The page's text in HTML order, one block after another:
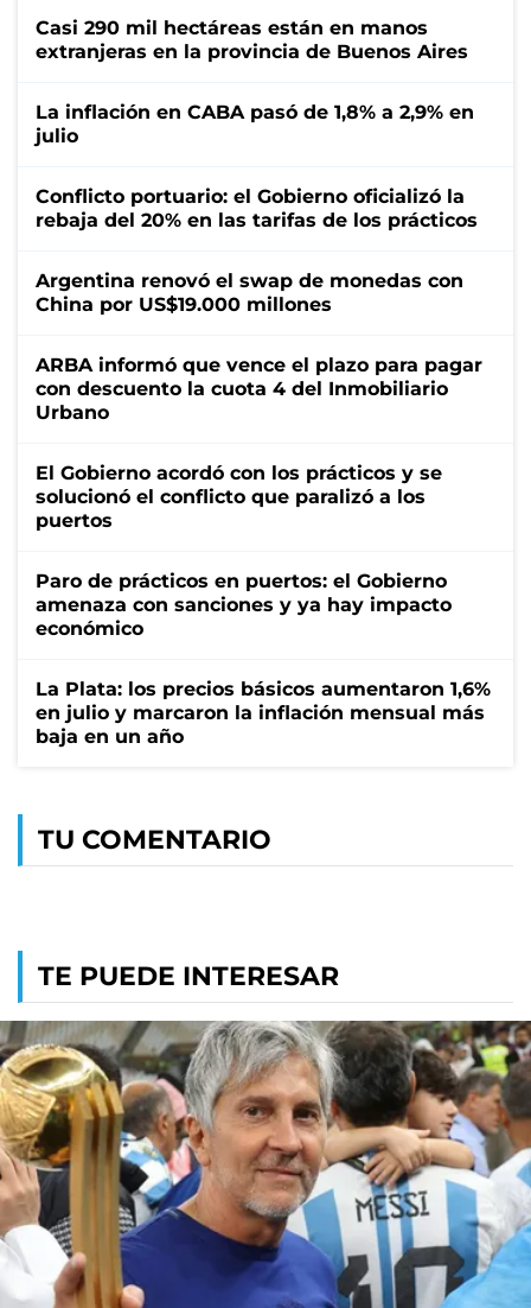
Casi 290 mil hectáreas están en manos
extranjeras en la provincia de Buenos Aires
La inflación en CABA pasó de 1,8% a 2,9% en
julio
Conflicto portuario: el Gobierno oficializó la
rebaja del 20% en las tarifas de los prácticos
Argentina renovó el swap de monedas con
China por US$19.000 millones
ARBA informó que vence el plazo para pagar
con descuento la cuota 4 del Inmobiliario
Urbano
El Gobierno acordó con los prácticos y se
solucionó el conflicto que paralizó a los
puertos
Paro de prácticos en puertos: el Gobierno
amenaza con sanciones y ya hay impacto
económico
La Plata: los precios básicos aumentaron 1,6%
en julio y marcaron la inflación mensual más
baja en un año
TU COMENTARIO
TE PUEDE INTERESAR